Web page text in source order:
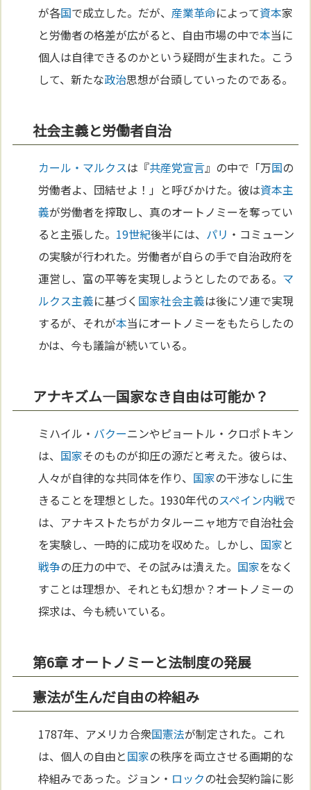
が各国で成立した。だが、産業革命によって資本家
と労働者の格差が広がると、自由市場の中で本当に
個人は自律できるのかという疑問が生まれた。こう
して、新たな政治思想が台頭していったのである。
社会主義と労働者自治
カール・マルクスは『共産党宣言』の中で「万国の
労働者よ、団結せよ！」と呼びかけた。彼は資本主
義が労働者を搾取し、真のオートノミーを奪ってい
ると主張した。 19世紀後半には、 パリ ・コミューン
の実験が行われた。労働者が自らの手で自治政府を
運営し、富の平等を実現しようとしたのである。 マ
ルクス主義に基づく 国家社会主義は後にソ連で実現
するが、それが本当にオートノミーをもたらしたの
かは、今も議論が続いている。
アナキズム—国家なき自由は可能か？
ミハイル・ バクーニンやピョートル・クロポトキン
は、 国家そのものが抑圧の源だと考えた。彼らは、
人々が自律的な共同体を作り、 国家の干渉なしに生
きることを理想とした。1930年代のスペイン内戦で
は、アナキストたちがカタルーニャ地方で自治社会
を実験し、一時的に成功を収めた。しかし、 国家と
戦争の圧力の中で、その試みは潰えた。 国家をなく
すことは理想か、それとも幻想か？オートノミーの
探求は、今も続いている。
第6章 オートノミーと法制度の発展
憲法が生んだ自由の枠組み
1787年、アメリカ合衆国憲法が制定された。これ
は、個人の自由と国家の秩序を両立させる画期的な
枠組みであった。ジョン・ ロックの社会契約論に影